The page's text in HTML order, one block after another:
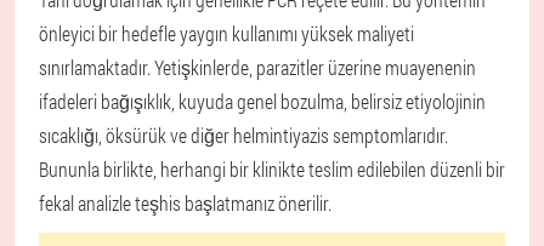
önleyici bir hedefle yaygın kullanımı yüksek maliyeti
sınırlamaktadır. Yetişkinlerde, parazitler üzerine muayenenin
ifadeleri bağışıklık, kuyuda genel bozulma, belirsiz etiyolojinin
sıcaklığı, öksürük ve diğer helmintiyazis semptomlarıdır.
Bununla birlikte, herhangi bir klinikte teslim edilebilen düzenli bir
fekal analizle teşhis başlatmanız önerilir.